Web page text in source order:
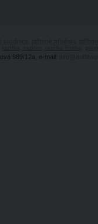
989/12a, e-mail: